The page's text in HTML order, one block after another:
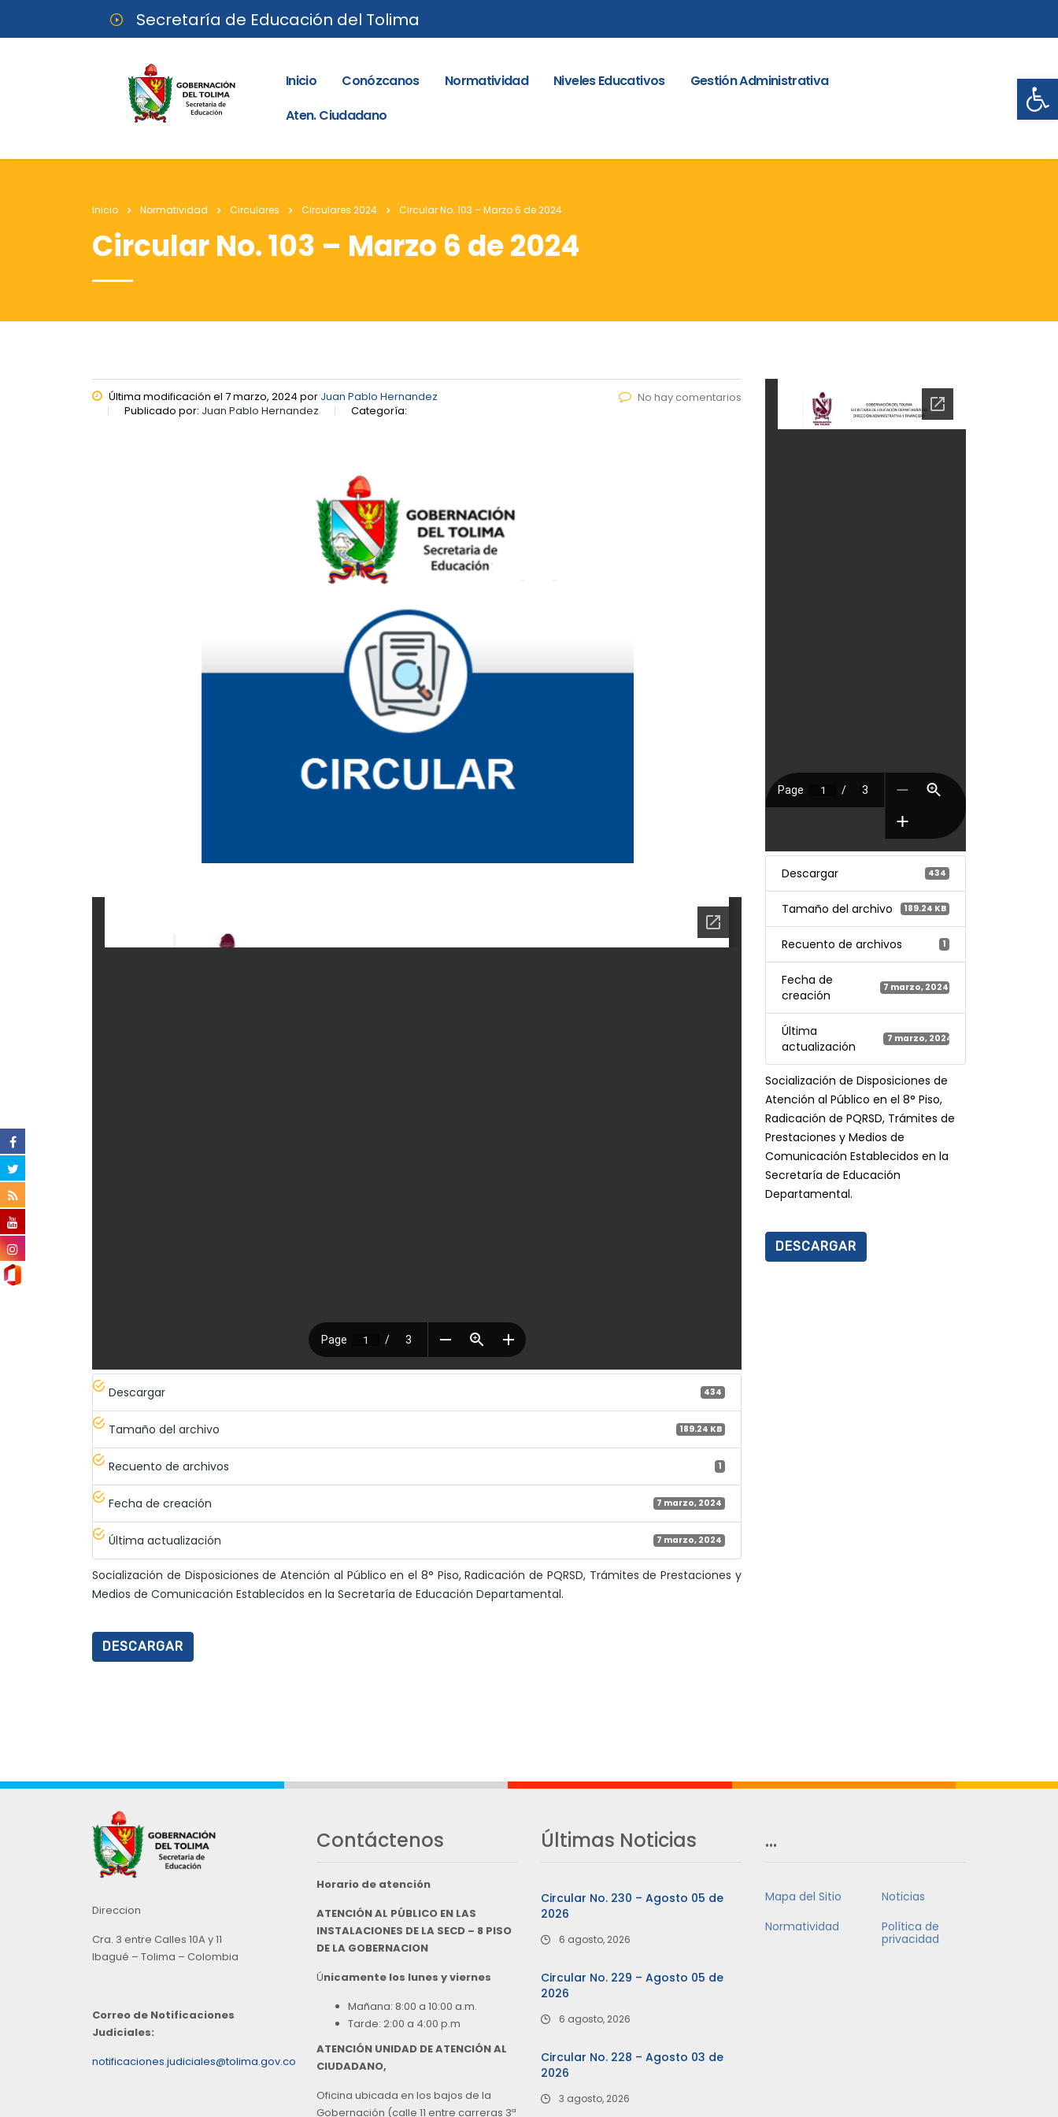
Secretaría de Educación del Tolima
Inicio Conózcanos Normatividad Niveles Educativos
Gestión Administrativa
Aten. Ciudadano
Inicio Normatividad Circulares Circulares 2024 Circular No. 103 – Marzo 6 de 2024
Circular No. 103 – Marzo 6 de 2024
Última modificación el 7 marzo, 2024 por Juan Pablo Hernandez
Publicado por: Juan Pablo Hernandez Categoría:
No hay comentarios
Descargar 434
Tamaño del archivo 189.24 KB
Recuento de archivos 1
Fecha de creación 7 marzo, 2024
Última actualización 7 marzo, 2024
Socialización de Disposiciones de Atención al Público en el 8° Piso, Radicación de PQRSD, Trámites de Prestaciones y
Medios de Comunicación Establecidos en la Secretaría de Educación Departamental.
DESCARGAR
Descargar 434
Tamaño del archivo 189.24 KB
Recuento de archivos 1
Fecha de
creación
7 marzo, 2024
Última
actualización
7 marzo, 2024
Socialización de Disposiciones de
Atención al Público en el 8° Piso,
Radicación de PQRSD, Trámites de
Prestaciones y Medios de
Comunicación Establecidos en la
Secretaría de Educación
Departamental.
DESCARGAR
Direccion
Cra. 3 entre Calles 10A y 11
Ibagué – Tolima – Colombia
Correo de Notificaciones
Judiciales:
notificaciones.judiciales@tolima.gov.co
Contáctenos
Horario de atención
ATENCIÓN AL PÚBLICO EN LAS
INSTALACIONES DE LA SECD – 8 PISO
DE LA GOBERNACION
Únicamente los lunes y viernes
Mañana: 8:00 a 10:00 a.m.
Tarde: 2:00 a 4:00 p.m
ATENCIÓN UNIDAD DE ATENCIÓN AL
CIUDADANO,
Oficina ubicada en los bajos de la
Gobernación (calle 11 entre carreras 3ª
Últimas Noticias
Circular No. 230 – Agosto 05 de
2026
6 agosto, 2026
Circular No. 229 – Agosto 05 de
2026
6 agosto, 2026
Circular No. 228 – Agosto 03 de
2026
3 agosto, 2026
…
Mapa del Sitio
Noticias
Normatividad
Política de
privacidad